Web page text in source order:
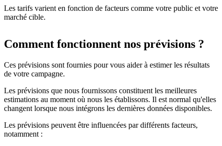
Les tarifs varient en fonction de facteurs comme votre public et votre
marché cible.
Comment fonctionnent nos prévisions ?
Ces prévisions sont fournies pour vous aider à estimer les résultats
de votre campagne.
Les prévisions que nous fournissons constituent les meilleures
estimations au moment où nous les établissons. Il est normal qu'elles
changent lorsque nous intégrons les dernières données disponibles.
Les prévisions peuvent être influencées par différents facteurs,
notamment :